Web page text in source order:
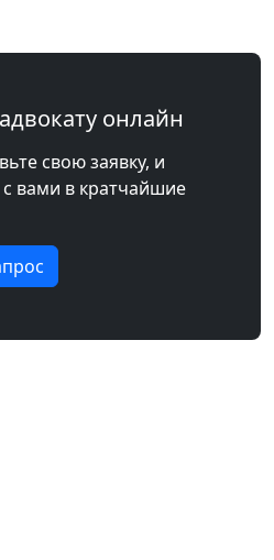
онлайн
свою заявку, и
с вами в кратчайшие